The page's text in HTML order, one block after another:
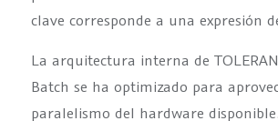
clave corresponde a una expresión
La arquitectura interna de
Batch se ha optimizado para
paralelismo del hardware